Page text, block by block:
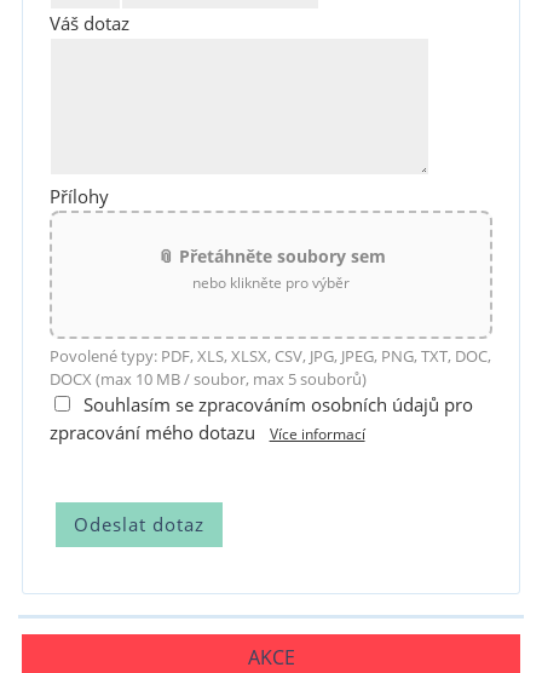
Váš dotaz
Přílohy
📎 Přetáhněte soubory sem
nebo klikněte pro výběr
Povolené typy: PDF, XLS, XLSX, CSV, JPG, JPEG, PNG, TXT, DOC,
DOCX (max 10 MB / soubor, max 5 souborů)
Souhlasím se zpracováním osobních údajů pro
zpracování mého dotazu
Více informací
AKCE